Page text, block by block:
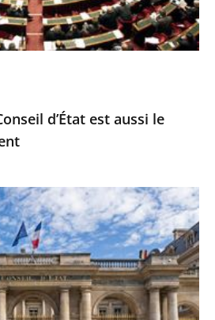
d’État est aussi le